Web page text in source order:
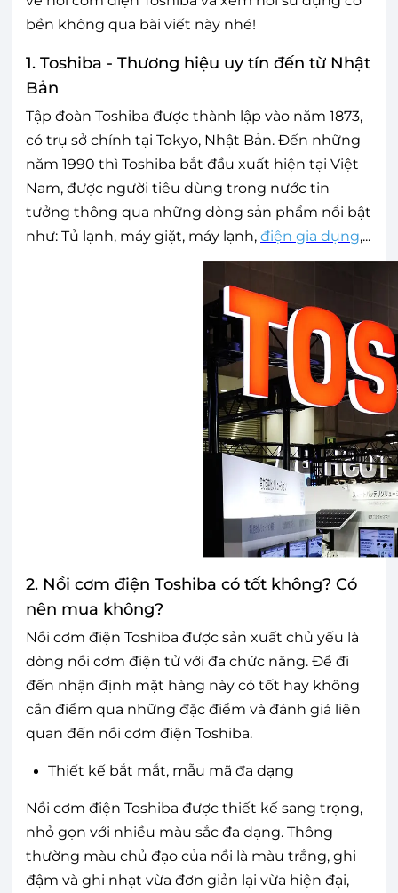
bền không qua bài viết này nhé!
1. Toshiba - Thương hiệu uy tín đến từ Nhật
Bản
Tập đoàn Toshiba được thành lập vào năm 1873,
có trụ sở chính tại Tokyo, Nhật Bản. Đến những
năm 1990 thì Toshiba bắt đầu xuất hiện tại Việt
Nam, được người tiêu dùng trong nước tin
tưởng thông qua những dòng sản phẩm nổi bật
như: Tủ lạnh, máy giặt, máy lạnh, điện gia dụng,...
2. Nồi cơm điện Toshiba có tốt không? Có
nên mua không?
Nồi cơm điện Toshiba được sản xuất chủ yếu là
dòng nồi cơm điện tử với đa chức năng. Để đi
đến nhận định mặt hàng này có tốt hay không
cần điểm qua những đặc điểm và đánh giá liên
quan đến nồi cơm điện Toshiba.
Thiết kế bắt mắt, mẫu mã đa dạng
Nồi cơm điện Toshiba được thiết kế sang trọng,
nhỏ gọn với nhiều màu sắc đa dạng. Thông
thường màu chủ đạo của nồi là màu trắng, ghi
đậm và ghi nhạt vừa đơn giản lại vừa hiện đại,